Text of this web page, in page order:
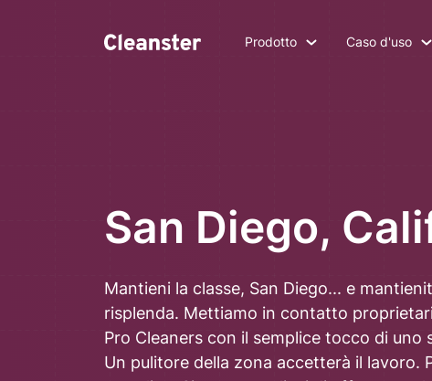
Prodotto Caso d'uso
San Diego,
Mantieni la classe, San Diego... e
risplenda. Mettiamo in contatto
Pro Cleaners con il semplice tocco di
Un pulitore della zona accetterà il lavoro.